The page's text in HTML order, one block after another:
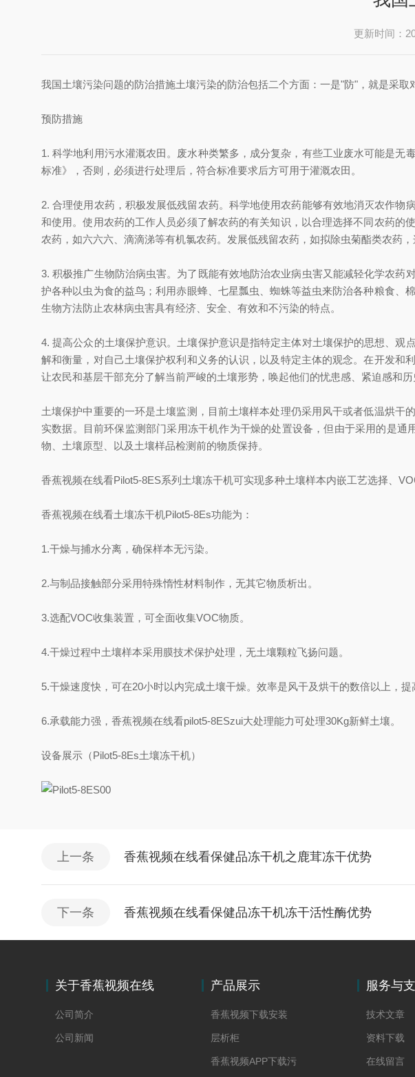
更新时间：
我国土壤污染问题的防治措施土壤污染的防治包括二个方面：一是"防"，就是采
预防措施
1. 科学地利用污水灌溉农田。废水种类繁多，成分复杂，有些工业废水可能是
标准》，否则，必须进行处理后，符合标准要求后方可用于灌溉农田。
2. 合理使用农药，积极发展低残留农药。科学地使用农药能够有效地消灭农作
和使用。使用农药的工作人员必须了解农药的有关知识，以合理选择不同农药
农药，如六六六、滴滴涕等有机氯农药。发展低残留农药，如拟除虫菊酯类农药，
3. 积极推广生物防治病虫害。为了既能有效地防治农业病虫害又能减轻化学农
护各种以虫为食的益鸟；利用赤眼蜂、七星瓢虫、蜘蛛等益虫来防治各种粮食
生物方法防止农林病虫害具有经济、安全、有效和不污染的特点。
4. 提高公众的土壤保护意识。土壤保护意识是指特定主体对土壤保护的思想、
解和衡量，对自己土壤保护权利和义务的认识，以及特定主体的观念。在开发和
让农民和基层干部充分了解当前严峻的土壤形势，唤起他们的忧患感、紧迫感和历
土壤保护中重要的一环是土壤监测，目前土壤样本处理仍采用风干或者低温烘
实数据。目前环保监测部门采用冻干机作为干燥的处置设备，但由于采用的是
物、土壤原型、以及土壤样品检测前的物质保持。
香蕉视频在线看Pilot5-8ES系列土壤冻干机可实现多种土壤样本内嵌工艺选择、
香蕉视频在线看土壤冻干机Pilot5-8Es功能为：
1.干燥与捕水分离，确保样本无污染。
2.与制品接触部分采用特殊惰性材料制作，无其它物质析出。
3.选配VOC收集装置，可全面收集VOC物质。
4.干燥过程中土壤样本采用膜技术保护处理，无土壤颗粒飞扬问题。
5.干燥速度快，可在20小时以内完成土壤干燥。效率是风干及烘干的数倍以上，提
6.承载能力强，香蕉视频在线看pilot5-8ESzui大处理能力可处理30Kg新鲜土壤。
设备展示（Pilot5-8Es土壤冻干机）
上一条 香蕉视频在线看保健品冻干机之鹿茸冻干优势
下一条 香蕉视频在线看保健品冻干机冻干活性酶优势
关于香蕉视频在线
公司简介
公司新闻
产品展示
香蕉视频下载安装
层析柜
香蕉视频APP下载污
服务与
技术文章
资料下载
在线留言